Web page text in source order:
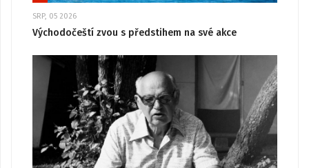
SRP, 05 2026
Východočeští zvou s předstihem na své akce